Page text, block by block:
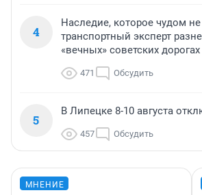
4
Наследие, которое чудом
транспортный эксперт
«вечных» советских дорогах
471 Обсудить
5
В Липецке 8-10 августа
457 Обсудить
МНЕНИЕ